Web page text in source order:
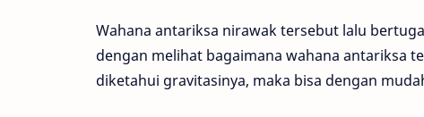
Wahana antariksa nirawak tersebut lalu
dengan melihat bagaimana wahana antariksa
diketahui gravitasinya, maka bisa dengan